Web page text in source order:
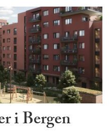
i Bergen